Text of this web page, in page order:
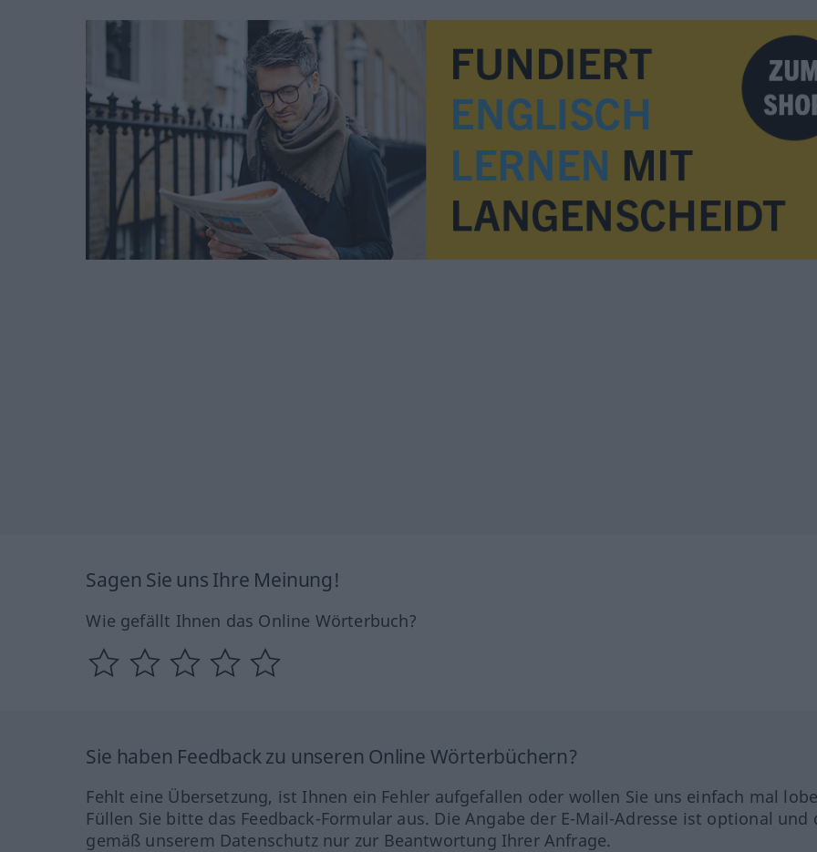
Sagen Sie uns Ihre Meinung!
Wie gefällt Ihnen das Online Wörterbuch?
Sie haben Feedback zu unseren Online Wörterbüchern?
Fehlt eine Übersetzung, ist Ihnen ein Fehler aufgefallen oder wollen Sie uns einfach mal
Füllen Sie bitte das Feedback-Formular aus. Die Angabe der E-Mail-Adresse ist optional und
gemäß unserem Datenschutz nur zur Beantwortung Ihrer Anfrage.